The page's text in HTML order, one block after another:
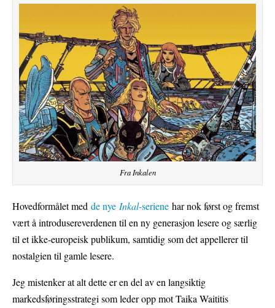
Fra Inkalen
Hovedformålet med de nye Inkal-seriene har nok først og fremst
vært å introdusereverdenen til en ny generasjon lesere og særlig
til et ikke-europeisk publikum, samtidig som det appellerer til
nostalgien til gamle lesere.
Jeg mistenker at alt dette er en del av en langsiktig
markedsføringsstrategi som leder opp mot Taika Waititis